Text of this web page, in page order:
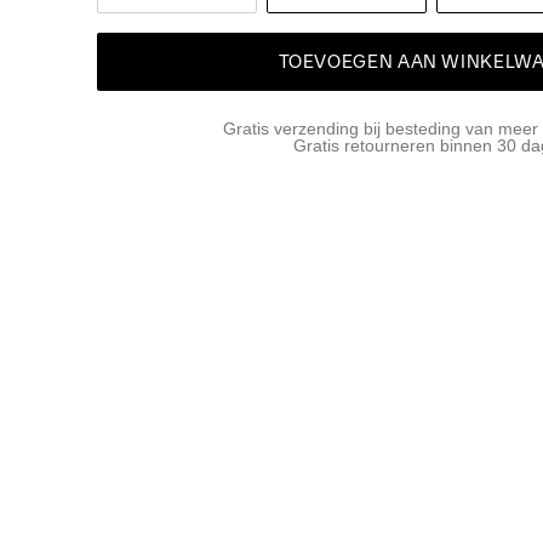
TOEVOEGEN AAN
Gratis verzending bij besteding van meer
Gratis retourneren binnen 30